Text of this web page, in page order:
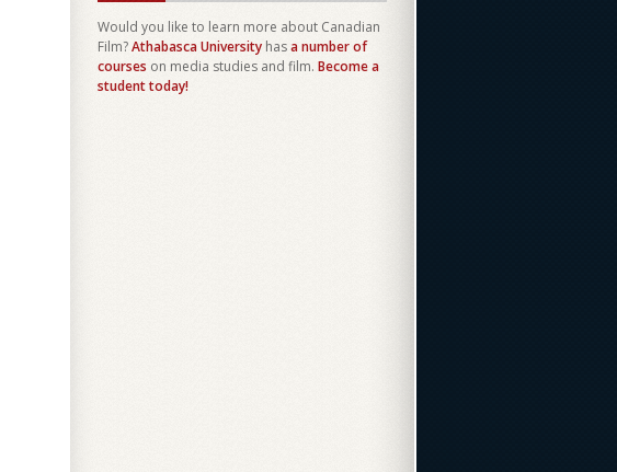
Would you like to learn more about Canadian
Film?Athabasca University hasa number of
courses on media studies and film. Become a
student today!